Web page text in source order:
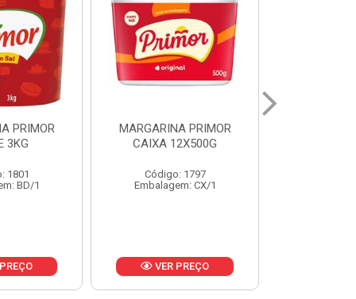
PRIMOR
1797
CX/1
MARGARINA PRIMOR CX
24X250G
Código: 1921
Embalagem: CX/1
VER PREÇO